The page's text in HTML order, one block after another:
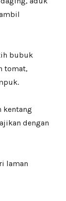
bubuk
tomat,
kentang
dengan
laman